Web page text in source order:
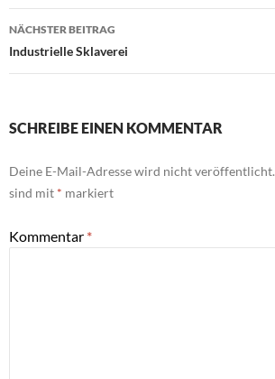
NÄCHSTER BEITRAG
Industrielle Sklaverei
SCHREIBE EINEN KOMMENTAR
Deine E-Mail-Adresse wird nicht veröffentlicht.
sind mit * markiert
Kommentar *